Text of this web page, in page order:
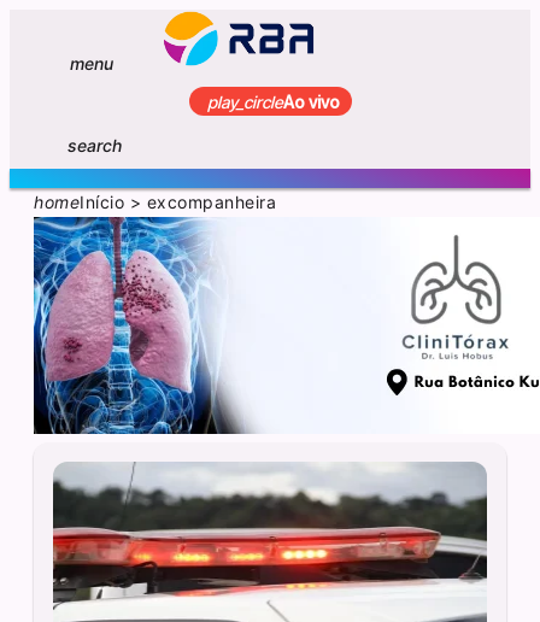
menu
play_circleAo vivo
search
homeInício > excompanheira